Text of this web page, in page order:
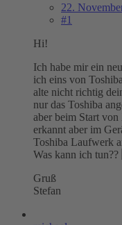
22.
#1
Hi!
Ich habe mir ein
ich eins von
alte nicht richtig
nur das Toshiba
aber beim Start
erkannt aber im
Toshiba Laufwerk
Was kann ich tun??
Gruß
Stefan